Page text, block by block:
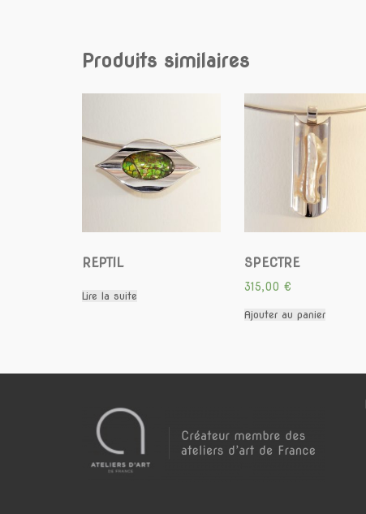
Produits similaires
REPTIL
Lire la suite
SPECTRE
315,00 €
Ajouter au panier